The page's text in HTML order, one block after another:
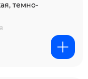
темно-